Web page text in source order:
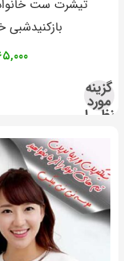
تیشرت ست
گزینه
مورد
نظر را